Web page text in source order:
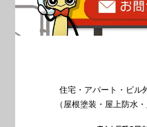
住宅・アパート・ビル
（屋根塗装・屋上防水